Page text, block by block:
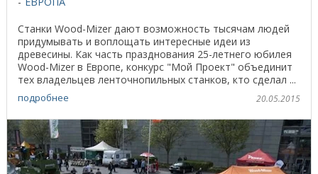
Станки Wood-Mizer дают возможность тысячам людей
придумывать и воплощать интересные идеи из
древесины. Как часть празднования 25-летнего юбилея
Wood-Mizer в Европе, конкурс "Мой Проект" объединит
тех владельцев ленточнопильных станков, кто сделал ...
подробнее 20.05.2015